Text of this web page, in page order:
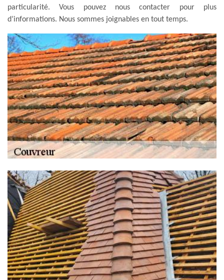
particularité. Vous pouvez nous contacter pour plus
d’informations. Nous sommes joignables en tout temps.